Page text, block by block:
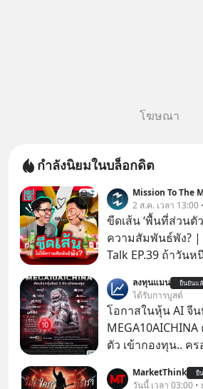
โฆษณา
กำลังนิยมในบล็อกดิต
Mission To The
2 ส.ค. เวลา 13:00
ขีดเส้น ‘พื้นที่ส่วนตั
ความสัมพันธ์พัง? |
Talk EP.39 ถ้าวัน
ตั้งกำแพงใส่และมอ
ที่เราเองก็ไม่เคยป
ก่อน แต่พอตั้งใจจะ
ตัวเองดูสักครั้ง กลั
ในความสัมพันธ์เสียอย่า
การแอปเท๋ Dinner
ลงทุนแมน ยืนยันแ
ได้รับการบูสต์
โอกาสในหุ้น AI จี
ตัว เข้ากองทุน.. ค
โปรโมชัน ลด 50%
MarketThink ยื
วันนี้ เวลา 03:00 •